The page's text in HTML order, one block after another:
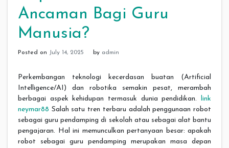
Ancaman Bagi Guru
Manusia?
Posted on July 14, 2025 by admin
Perkembangan teknologi kecerdasan buatan (Artificial
Intelligence/AI) dan robotika semakin pesat, merambah
berbagai aspek kehidupan termasuk dunia pendidikan. link
neymar88 Salah satu tren terbaru adalah penggunaan robot
sebagai guru pendamping di sekolah atau sebagai alat bantu
pengajaran. Hal ini memunculkan pertanyaan besar: apakah
robot sebagai guru pendamping merupakan masa depan